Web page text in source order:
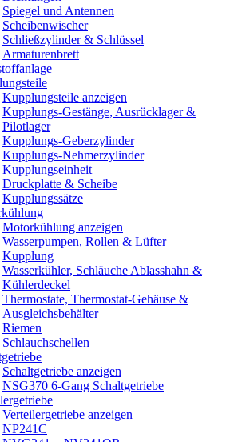
Spiegel und Antennen
Scheibenwischer
Schließzylinder & Schlüssel
Armaturenbrett
Kupplungsteile anzeigen
Kupplungs-Gestänge, Ausrücklager &
Pilotlager
Kupplungs-Geberzylinder
Kupplungs-Nehmerzylinder
Kupplungseinheit
Druckplatte & Scheibe
Kupplungssätze
Motorkühlung anzeigen
Wasserpumpen, Rollen & Lüfter
Kupplung
Wasserkühler, Schläuche Ablasshahn &
Kühlerdeckel
Thermostate, Thermostat-Gehäuse &
Ausgleichsbehälter
Riemen
Schlauchschellen
Schaltgetriebe anzeigen
NSG370 6-Gang Schaltgetriebe
Verteilergetriebe anzeigen
NP241C